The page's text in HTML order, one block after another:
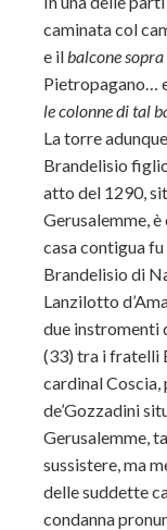
caminata col
e ilbalcone
Pietropagano…
le colonne di tal
La torre
Brandelisio
atto del 1290,
Gerusalemme,
casa contigua
Brandelisio di
Lanzilotto
due instromenti
(33) tra i fratelli
cardinal Coscia,
de’Gozzadini
Gerusalemme,
sussistere, ma
delle suddette
condanna